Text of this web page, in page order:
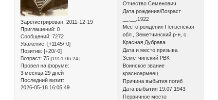
Зарегистрирован: 2011-12-19
Приглашений: 0
Сообщений: 7272
Уважение: [+1145/-0]
Позитив: [+20/-0]
Возраст: 75 [1951-06-24]
Провел на форуме:
3 месяца 29 дней
Последний визит:
2026-05-18 16:05:49
Отчество Семенович
Дата рождения/Возраст
__.__.1922
Место рождения Пензенская
обл., Земетчинский р-н, с.
Красная Дубрава
Дата и место призыва
Земетчинский РВК
Воинское звание
красноармеец
Причина выбытия погиб
Дата выбытия 19.07.1943
Первичное место